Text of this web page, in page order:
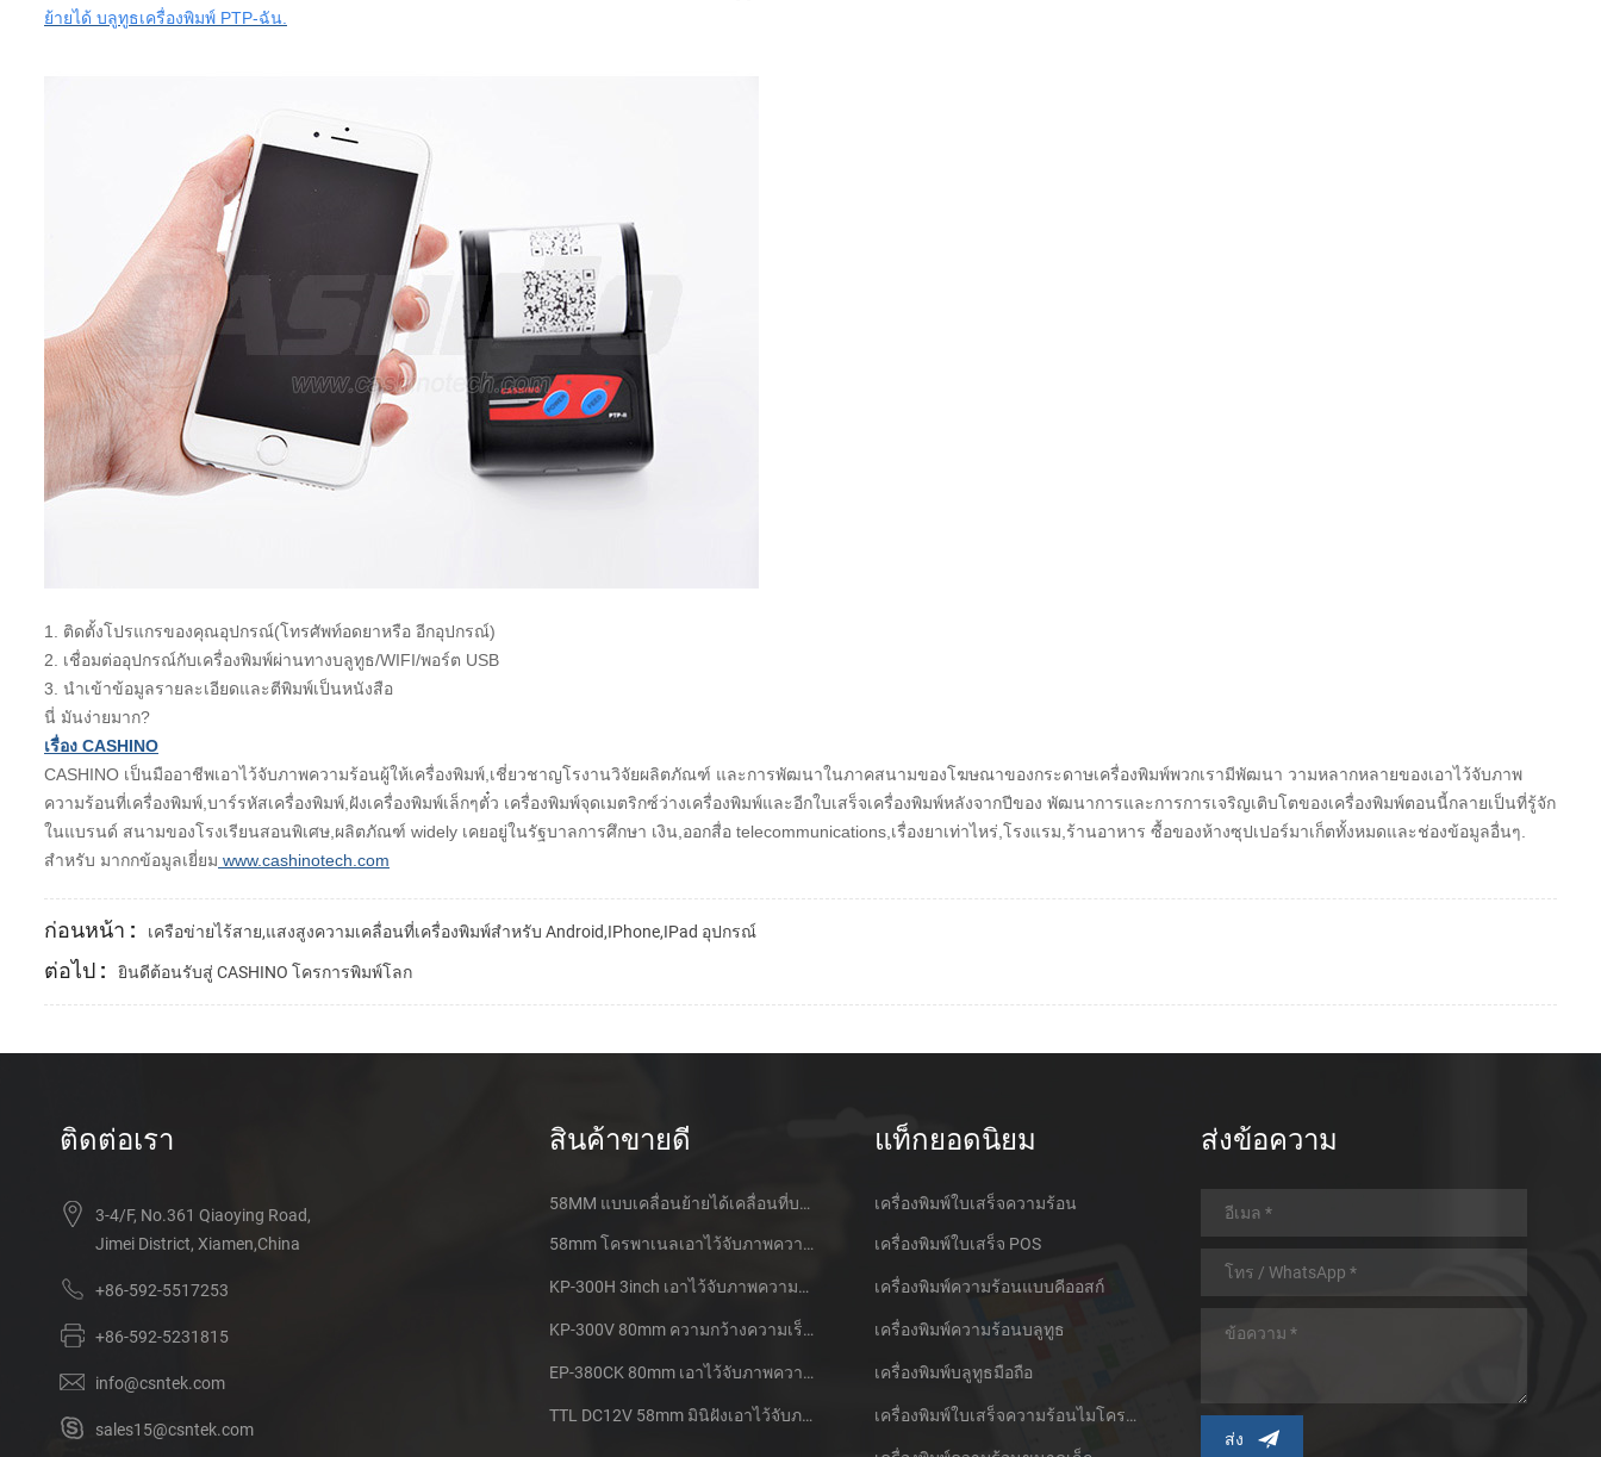
ย้ายได้ บลูทูธเครื่องพิมพ์ PTP-ฉัน.
1. ติดตั้งโปรแกรของคุณอุปกรณ์(โทรศัพท์อดยาหรือ อีกอุปกรณ์)
2. เชื่อมต่ออุปกรณ์กับเครื่องพิมพ์ผ่านทางบลูทูธ/WIFI/พอร์ต USB
3. นำเข้าข้อมูลรายละเอียดและตีพิมพ์เป็นหนังสือ
นี่ มันง่ายมาก?
เรื่อง CASHINO
CASHINO เป็นมืออาชีพเอาไว้จับภาพความร้อนผู้ให้เครื่องพิมพ์,เชี่ยวชาญโรงานวิจัยผลิตภัณฑ์ และการพัฒนาในภาคสนามของโฆษณาของกระดาษเครื่องพิมพ์พวกเรามีพัฒนา วามหลากหลายของเอาไว้จับภาพ
ความร้อนที่เครื่องพิมพ์,บาร์รหัสเครื่องพิมพ์,ฝังเครื่องพิมพ์เล็กๆตั๋ว เครื่องพิมพ์จุดเมตริกซ์ว่างเครื่องพิมพ์และอีกใบเสร็จเครื่องพิมพ์หลังจากปีของ พัฒนาการและการการเจริญเติบโตของเครื่องพิมพ์ตอนนี้กลายเป็นที่รู้จัก
ในแบรนด์ สนามของโรงเรียนสอนพิเศษ,ผลิตภัณฑ์ widely เคยอยู่ในรัฐบาลการศึกษา เงิน,ออกสื่อ telecommunications,เรื่องยาเท่าไหร่,โรงแรม,ร้านอาหาร ซื้อของห้างซุปเปอร์มาเก็ตทั้งหมดและช่องข้อมูลอื่นๆ.
สำหรับ มากกข้อมูลเยี่ยม www.cashinotech.com
ก่อนหน้า : เครือข่ายไร้สาย,แสงสูงความเคลื่อนที่เครื่องพิมพ์สำหรับ Android,iPhone,iPad อุปกรณ์
ต่อไป : ยินดีต้อนรับสู่ CASHINO โครการพิมพ์โลก
ติดต่อเรา
3-4/F, No.361 Qiaoying Road,
Jimei District, Xiamen,China
+86-592-5517253
+86-592-5231815
info@csntek.com
sales15@csntek.com
สินค้าขายดี
58MM แบบเคลื่อนย้ายได้เคลื่อนที่บลูทูธเอาไว้จับภาพความร้อนที่เครื่องพิมพ์ PTP-ฉัน
58mm โครพาเนลเอาไว้จับภาพความร้อนที่ใบเสร็จของเครื่องพิมพ์ CSN-A1
KP-300H 3inch เอาไว้จับภาพความร้อนที่ Kiosk เครื่องพิมพ์ศูนย์ควบคุม Kde ในโมดูล
KP-300V 80mm ความกว้างความเร็วสูง Kiosk เอาไว้จับภาพความร้อนที่เครื่องพิมพ์
EP-380CK 80mm เอาไว้จับภาพความร้อนที่เครื่องพิมพ์ด้วปิดล็อค
TTL DC12V 58mm มินิฝังเอาไว้จับภาพความร้อนนั่งแท็กซี่กใบเสร็จของเครื่องพิมพ์
แท็กยอดนิยม
เครื่องพิมพ์ใบเสร็จความร้อน
เครื่องพิมพ์ใบเสร็จ POS
เครื่องพิมพ์ความร้อนแบบคีออสก์
เครื่องพิมพ์ความร้อนบลูทูธ
เครื่องพิมพ์บลูทูธมือถือ
เครื่องพิมพ์ใบเสร็จความร้อนไมโครพาเนล
ส่งข้อความ